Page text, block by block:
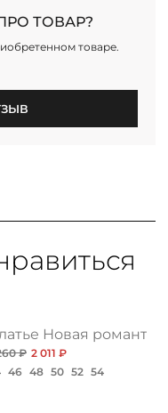
ТОВАР?
товаре.
пинк Новая
₽ 2 011 ₽
46 48 50 52 54